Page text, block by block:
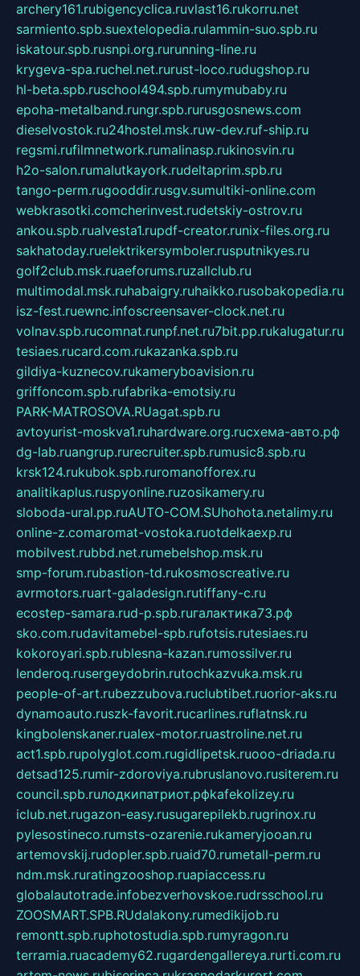
archery161.rubigencyclica.ruvlast16.rukorru.net
sarmiento.spb.suextelopedia.rulammin-suo.spb.ru
iskatour.spb.rusnpi.org.rurunning-line.ru
krygeva-spa.ruchel.net.rurust-loco.rudugshop.ru
hl-beta.spb.ruschool494.spb.rumymubaby.ru
epoha-metalband.rungr.spb.rurusgosnews.com
dieselvostok.ru24hostel.msk.ruw-dev.ruf-ship.ru
regsmi.rufilmnetwork.rumalinasp.rukinosvin.ru
h2o-salon.rumalutkayork.rudeltaprim.spb.ru
tango-perm.rugooddir.rusgv.sumultiki-online.com
webkrasotki.comcherinvest.rudetskiy-ostrov.ru
ankou.spb.rualvesta1.rupdf-creator.runix-files.org.ru
sakhatoday.ruelektrikersymboler.rusputnikyes.ru
golf2club.msk.ruaeforums.ruzallclub.ru
multimodal.msk.ruhabaigry.ruhaikko.rusobakopedia.ru
isz-fest.ruewnc.infoscreensaver-clock.net.ru
volnav.spb.rucomnat.runpf.net.ru7bit.pp.rukalugatur.ru
tesiaes.rucard.com.rukazanka.spb.ru
gildiya-kuznecov.rukameryboavision.ru
griffoncom.spb.rufabrika-emotsiy.ru
PARK-MATROSOVA.RUagat.spb.ru
avtoyurist-moskva1.ruhardware.org.ruсхема-авто.рф
dg-lab.ruangrup.rurecruiter.spb.rumusic8.spb.ru
krsk124.rukubok.spb.ruromanofforex.ru
analitikaplus.ruspyonline.ruzosikamery.ru
sloboda-ural.pp.ruAUTO-COM.SUhohota.netalimy.ru
online-z.comaromat-vostoka.ruotdelkaexp.ru
mobilvest.rubbd.net.rumebelshop.msk.ru
smp-forum.rubastion-td.rukosmoscreative.ru
avrmotors.ruart-galadesign.rutiffany-c.ru
ecostep-samara.rud-p.spb.ruгалактика73.рф
sko.com.rudavitamebel-spb.rufotsis.rutesiaes.ru
kokoroyari.spb.rublesna-kazan.rumossilver.ru
lenderoq.rusergeydobrin.rutochkazvuka.msk.ru
people-of-art.rubezzubova.ruclubtibet.ruorior-aks.ru
dynamoauto.ruszk-favorit.rucarlines.ruflatnsk.ru
kingbolenskaner.rualex-motor.ruastroline.net.ru
act1.spb.rupolyglot.com.rugidlipetsk.ruooo-driada.ru
detsad125.rumir-zdoroviya.rubruslanovo.rusiterem.ru
council.spb.ruлодкипатриот.рфkafekolizey.ru
iclub.net.rugazon-easy.rusugarepilekb.rugrinox.ru
pylesostineco.rumsts-ozarenie.rukameryjooan.ru
artemovskij.rudopler.spb.ruaid70.rumetall-perm.ru
ndm.msk.ruratingzooshop.ruapiaccess.ru
globalautotrade.infobezverhovskoe.rudrsschool.ru
ZOOSMART.SPB.RUdalakony.rumedikijob.ru
remontt.spb.ruphotostudia.spb.rumyragon.ru
terramia.ruacademy62.rugardengallereya.rurti.com.ru